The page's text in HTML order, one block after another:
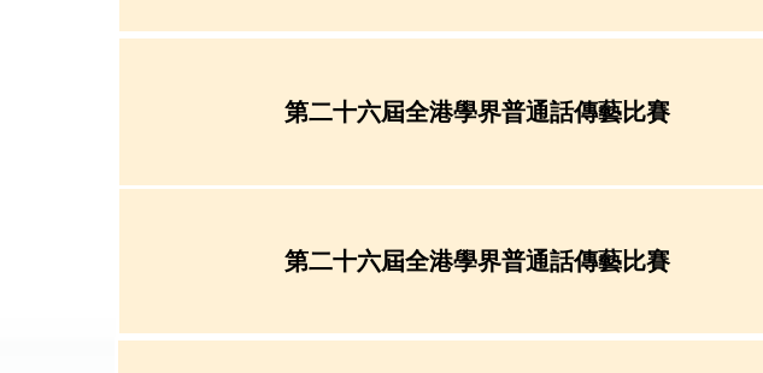
第二十六屆全港學界普通話傳藝比賽
第二十六屆全港學界普通話傳藝比賽